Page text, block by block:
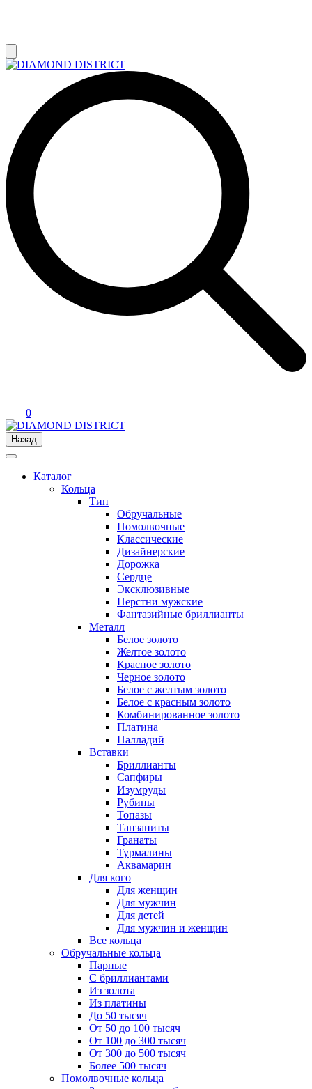
0
Назад
Каталог
Кольца
Тип
Обручальные
Помолвочные
Классические
Дизайнерские
Дорожка
Сердце
Эксклюзивные
Перстни мужские
Фантазийные бриллианты
Металл
Белое золото
Желтое золото
Красное золото
Черное золото
Белое с желтым золото
Белое с красным золото
Комбинированное золото
Платина
Палладий
Вставки
Бриллианты
Сапфиры
Изумруды
Рубины
Топазы
Танзаниты
Гранаты
Турмалины
Аквамарин
Для кого
Для женщин
Для мужчин
Для детей
Для мужчин и женщин
Все кольца
Обручальные кольца
Парные
С бриллиантами
Из золота
Из платины
До 50 тысяч
От 50 до 100 тысяч
От 100 до 300 тысяч
От 300 до 500 тысяч
Более 500 тысяч
Помолвочные кольца